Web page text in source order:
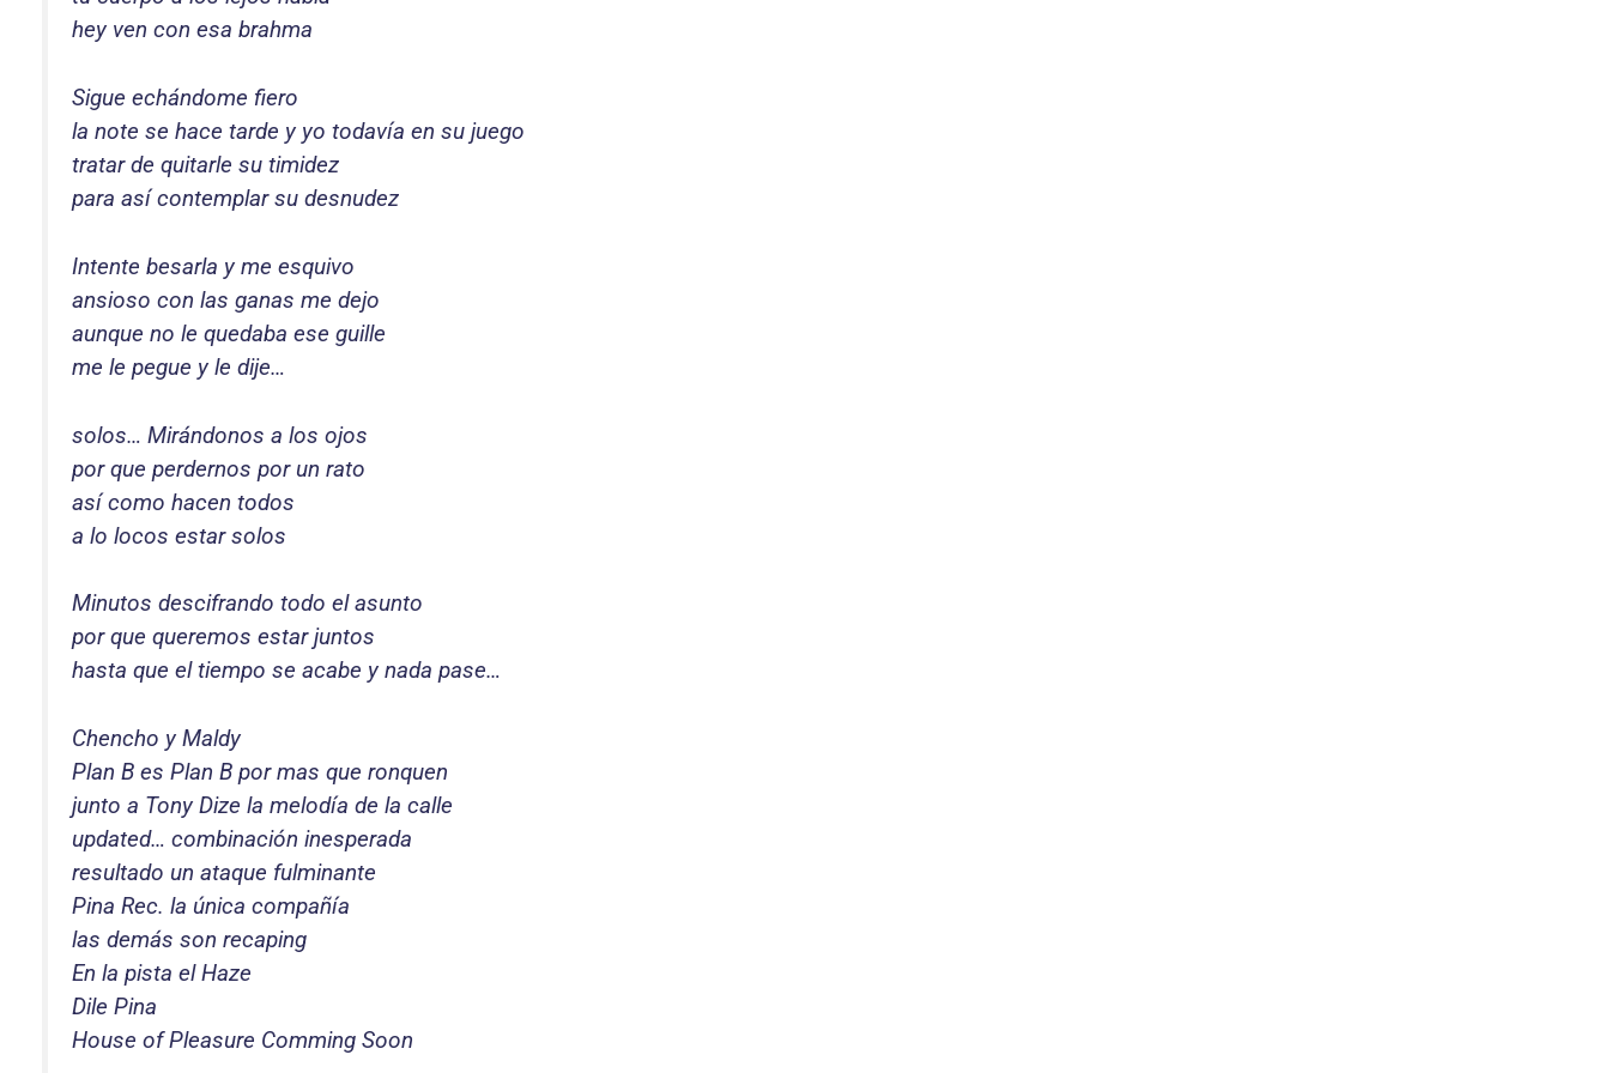
hey ven con esa brahma
Sigue echándome fiero
la note se hace tarde y yo todavía en su juego
tratar de quitarle su timidez
para así contemplar su desnudez
Intente besarla y me esquivo
ansioso con las ganas me dejo
aunque no le quedaba ese guille
me le pegue y le dije…
solos… Mirándonos a los ojos
por que perdernos por un rato
así como hacen todos
a lo locos estar solos
Minutos descifrando todo el asunto
por que queremos estar juntos
hasta que el tiempo se acabe y nada pase…
Chencho y Maldy
Plan B es Plan B por mas que ronquen
junto a Tony Dize la melodía de la calle
updated… combinación inesperada
resultado un ataque fulminante
Pina Rec. la única compañía
las demás son recaping
En la pista el Haze
Dile Pina
House of Pleasure Comming Soon